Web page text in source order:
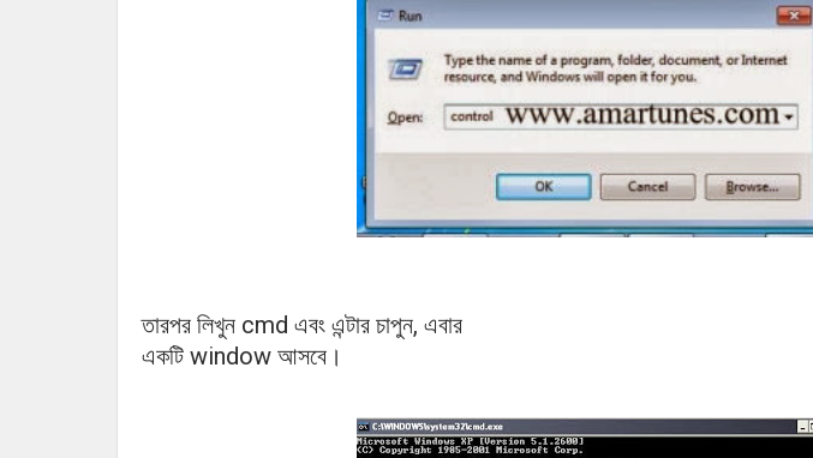
তারপর লিখুন cmd এবং এন্টার চাপুন, এবার
একটি window আসবে ।